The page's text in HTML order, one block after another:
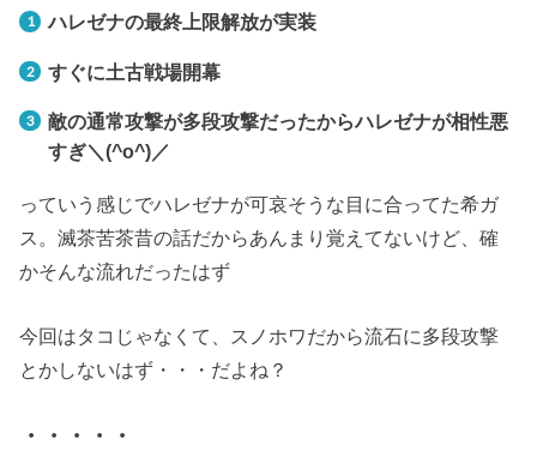
ハレゼナの最終上限解放が実装
すぐに土古戦場開幕
敵の通常攻撃が多段攻撃だったからハレゼナが相性悪
すぎ＼(^o^)／
っていう感じでハレゼナが可哀そうな目に合ってた希ガ
ス。滅茶苦茶昔の話だからあんまり覚えてないけど、確
かそんな流れだったはず
今回はタコじゃなくて、スノホワだから流石に多段攻撃
とかしないはず・・・だよね？
・・・・・